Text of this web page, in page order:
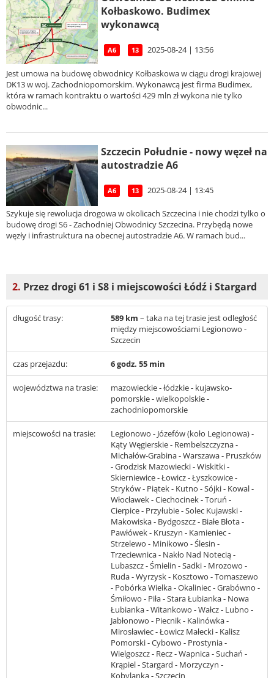
Kołbaskowo. Budimex
wykonawcą
A6 13 2025-08-24 | 13:56
Jest umowa na budowę obwodnicy Kołbaskowa w ciągu drogi krajowej
DK13 w woj. Zachodniopomorskim. Wykonawcą jest firma Budimex,
która w ramach kontraktu o wartości 429 mln zł wykona nie tylko
obwodnic...
Szczecin Południe - nowy węzeł na
autostradzie A6
A6 13 2025-08-24 | 13:45
Szykuje się rewolucja drogowa w okolicach Szczecina i nie chodzi tylko o
budowę drogi S6 - Zachodniej Obwodnicy Szczecina. Przybędą nowe
węzły i infrastruktura na obecnej autostradzie A6. W ramach bud...
2. Przez drogi 61 i S8 i miejscowości Łódź i Stargard
długość trasy: 589 km – taka na tej trasie jest odległość
między miejscowościami Legionowo -
Szczecin
czas przejazdu: 6 godz. 55 min
województwa na trasie:
mazowieckie - łódzkie - kujawsko-
pomorskie - wielkopolskie -
zachodniopomorskie
miejscowości na trasie:
Legionowo - Józefów (koło Legionowa) -
Kąty Węgierskie - Rembelszczyzna -
Michałów-Grabina - Warszawa - Pruszków
- Grodzisk Mazowiecki - Wiskitki -
Skierniewice - Łowicz - Łyszkowice -
Stryków - Piątek - Kutno - Sójki - Kowal -
Włocławek - Ciechocinek - Toruń -
Cierpice - Przyłubie - Solec Kujawski -
Makowiska - Bydgoszcz - Białe Błota -
Pawłówek - Kruszyn - Kamieniec -
Strzelewo - Minikowo - Ślesin -
Trzeciewnica - Nakło Nad Notecią -
Lubaszcz - Śmielin - Sadki - Mrozowo -
Ruda - Wyrzysk - Kosztowo - Tomaszewo
- Pobórka Wielka - Okaliniec - Grabówno -
Śmiłowo - Piła - Stara Łubianka - Nowa
Łubianka - Witankowo - Wałcz - Lubno -
Jabłonowo - Piecnik - Kalinówka -
Mirosławiec - Łowicz Małecki - Kalisz
Pomorski - Cybowo - Prostynia -
Wielgoszcz - Recz - Wapnica - Suchań -
Krąpiel - Stargard - Morzyczyn -
Kobylanka - Szczecin